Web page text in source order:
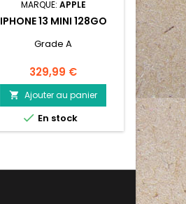
MARQUE: APPLE
IPHONE 13 MINI 128GO
Grade A
Prix
329,99 €
 Ajouter au panier
 En stock
